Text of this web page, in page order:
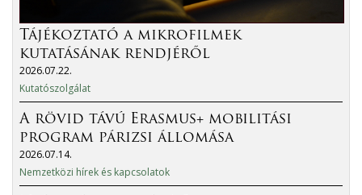
Tájékoztató a mikrofilmek
kutatásának rendjéről
2026.07.22.
Kutatószolgálat
A rövid távú Erasmus+ mobilitási
program párizsi állomása
2026.07.14.
Nemzetközi hírek és kapcsolatok